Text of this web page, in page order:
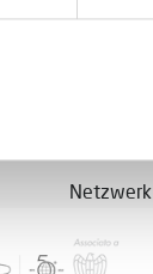
Netzwerk